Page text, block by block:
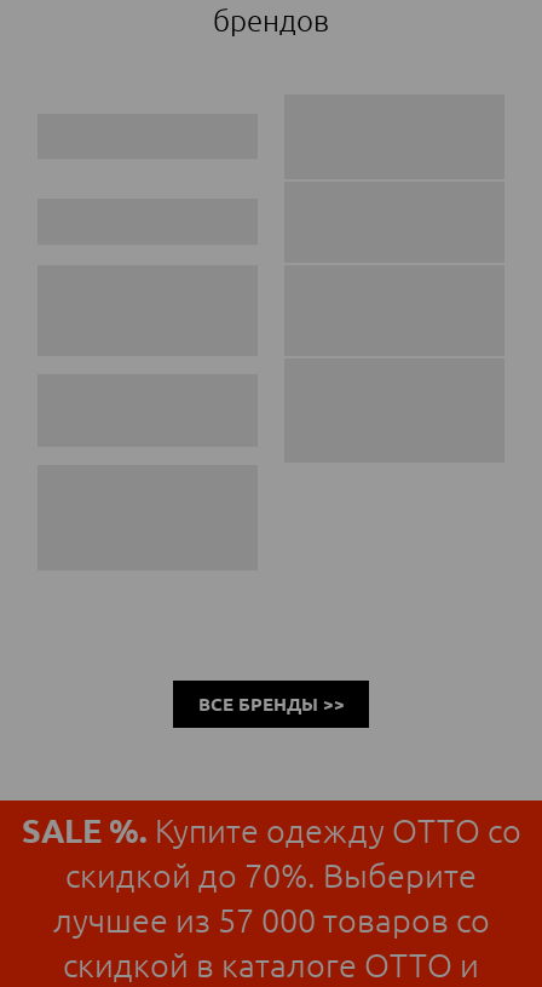
брендов
ВСЕ БРЕНДЫ >>
SALE %. Купите одежду ОТТО со
скидкой до 70%. Выберите
лучшее из 57 000 товаров со
скидкой в каталоге ОТТО и